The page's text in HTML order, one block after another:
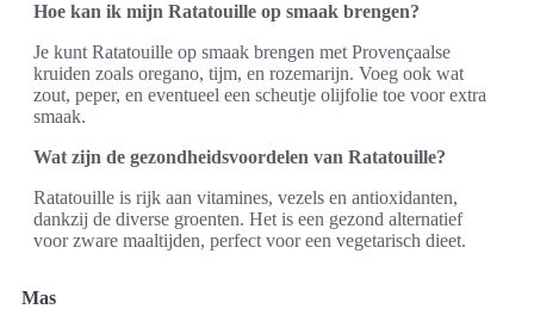
Hoe kan ik mijn Ratatouille op smaak brengen?
Je kunt Ratatouille op smaak brengen met Provençaalse
kruiden zoals oregano, tijm, en rozemarijn. Voeg ook wat
zout, peper, en eventueel een scheutje olijfolie toe voor extra
smaak.
Wat zijn de gezondheidsvoordelen van Ratatouille?
Ratatouille is rijk aan vitamines, vezels en antioxidanten,
dankzij de diverse groenten. Het is een gezond alternatief
voor zware maaltijden, perfect voor een vegetarisch dieet.
Mas